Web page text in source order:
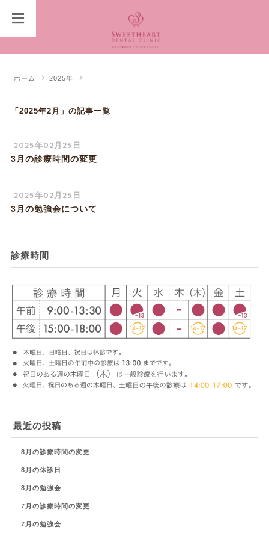
ホーム 2025年
「2025年2月」の記事一覧
2025年02月25日
3月の診療時間の変更
2025年02月25日
3月の勉強会について
診療時間
最近の投稿
8月の診療時間の変更
8月の休診日
8月の勉強会
7月の診療時間の変更
7月の勉強会